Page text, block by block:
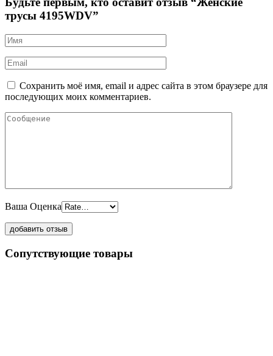
трусы 4195WDV”
Сохранить моё имя, email и адрес сайта в этом браузере для
последующих моих комментариев.
Ваша Оценка
Сопутствующие товары